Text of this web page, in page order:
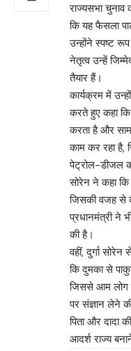
राज्यसभा
कि यह फैसला
उन्होंने स्पष्ट रूप
नेतृत्व उन्हें
तैयार हैं।
कार्यक्रम में
करते हुए कहा कि
करता है और
काम कर रहा है,
पेट्रोल-डीजल
सोरेन ने कहा कि
जिसकी वजह से
प्रधानमंत्री ने
की है।
वहीं, दुर्गा
कि दुमका से
जिससे आम लोग
पर संज्ञान लेने
पिता और दादा
आदर्श राज्य